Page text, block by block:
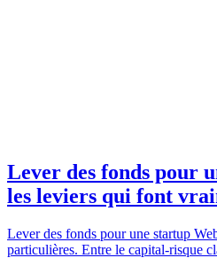
Lever des fonds pour
les leviers qui font
Lever des fonds pour une startup
particulières. Entre le capital-risque